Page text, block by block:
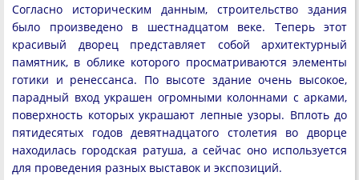
Согласно историческим данным, строительство здания
было произведено в шестнадцатом веке. Теперь этот
красивый дворец представляет собой архитектурный
памятник, в облике которого просматриваются элементы
готики и ренессанса. По высоте здание очень высокое,
парадный вход украшен огромными колоннами с арками,
поверхность которых украшают лепные узоры. Вплоть до
пятидесятых годов девятнадцатого столетия во дворце
находилась городская ратуша, а сейчас оно используется
для проведения разных выставок и экспозиций.